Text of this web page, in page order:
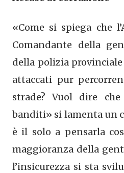
«Come si spiega che
Comandante della
della polizia
attaccati pur
strade? Vuol dire
banditi» si lamenta un
è il solo a pensarla
maggioranza della
l’insicurezza si sta